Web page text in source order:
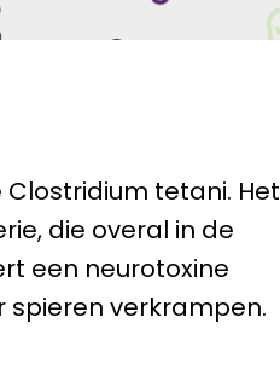
tetani. Het
die overal in de
een neurotoxine
verkrampen.